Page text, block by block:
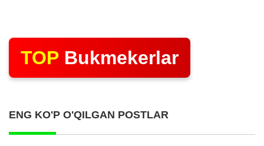
TOP Bukmekerlar
ENG KO'P O'QILGAN POSTLAR